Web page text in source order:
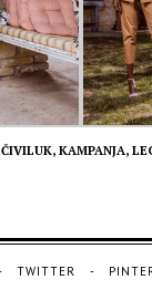
ČIVILUK, KAMPANJA,
TWITTER